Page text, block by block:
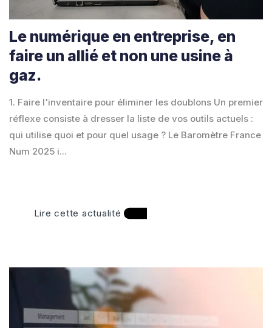
Le numérique en entreprise, en
faire un allié et non une usine à
gaz.
1. Faire l'inventaire pour éliminer les doublons Un premier
réflexe consiste à dresser la liste de vos outils actuels :
qui utilise quoi et pour quel usage ? Le Baromètre France
Num 2025 i...
Lire cette actualité